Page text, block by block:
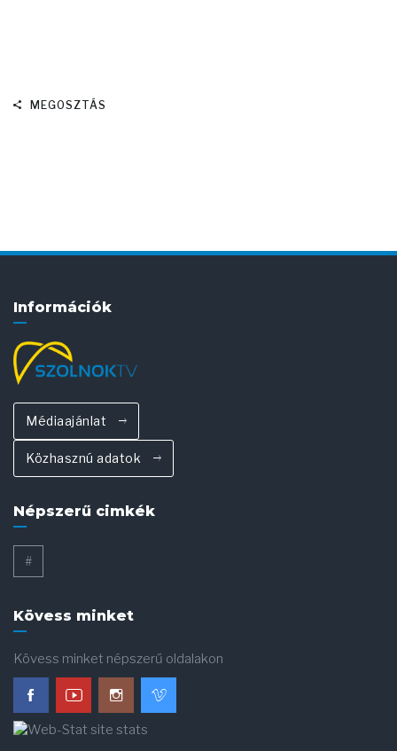
MEGOSZTÁS
Információk
Médiaajánlat
Közhasznú adatok
Népszerű cimkék
#
Kövess minket
Kövess minket népszerű oldalakon